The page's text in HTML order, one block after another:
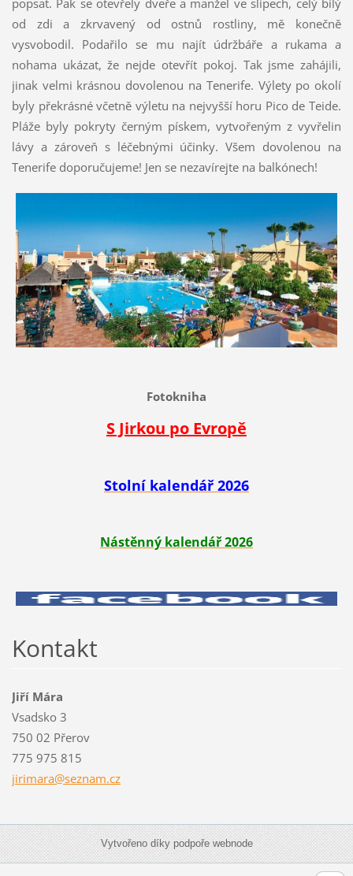
od zdi a zkrvavený od ostnů rostliny, mě konečně
vysvobodil. Podařilo se mu najít údržbáře a rukama a
nohama ukázat, že nejde otevřít pokoj. Tak jsme zahájili,
jinak velmi krásnou dovolenou na Tenerife. Výlety po okolí
byly překrásné včetně výletu na nejvyšší horu Pico de Teide.
Pláže byly pokryty černým pískem, vytvořeným z vyvřelin
lávy a zároveň s léčebnými účinky. Všem dovolenou na
Tenerife doporučujeme! Jen se nezavírejte na balkónech!
Fotokniha
S Jirkou po Evropě
Stolní kalendář 2026
Nástěnný kalendář 2026
Kontakt
Jiří Mára
Vsadsko 3
750 02 Přerov
775 975 815
jirimara@seznam.cz
Vytvořeno díky podpoře webnode